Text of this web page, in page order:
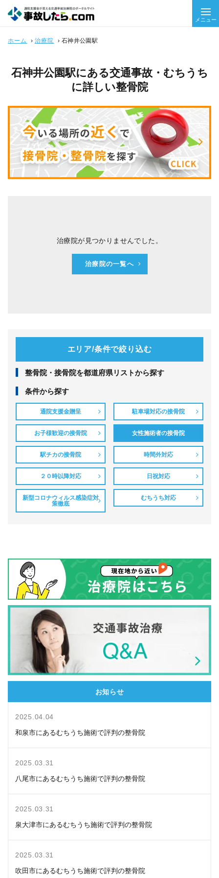
メニュー
ホーム › 治療院 › 石神井公園駅
石神井公園駅にある交通事故・むちうち
に詳しい整骨院
治療院が見つかりませんでした。
治療院の一覧へ
エリア/条件で絞り込む
整⾻院・接⾻院を都道府県リストから探す
条件から探す
通院支援金贈呈 駐車場対応の接骨院
お子様歓迎の接骨院 女性施術者の接骨院
駅チカの接骨院 時間外対応
２０時以降対応 日祝対応
新型コロナウィルス感染症対
策徹底
むちうち対応
お知らせ
2025.04.04
和泉市にあるむちうち施術で評判の整骨院
2025.03.31
八尾市にあるむちうち施術で評判の整骨院
2025.03.31
泉大津市にあるむちうち施術で評判の整骨院
2025.03.31
吹田市にあるむちうち施術で評判の整骨院